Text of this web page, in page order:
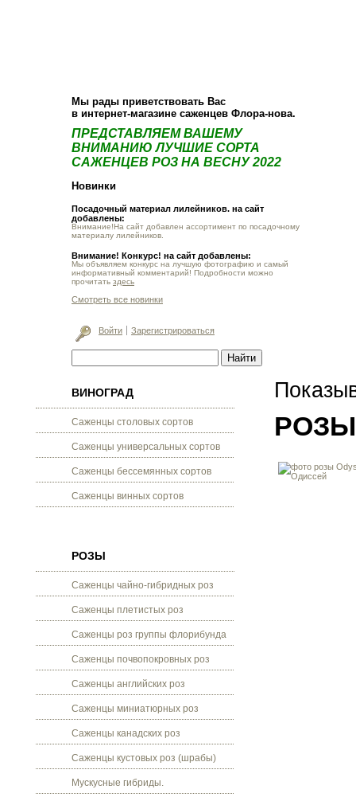
Мы рады приветствовать Вас
в интернет-магазине саженцев Флора-нова.
ПРЕДСТАВЛЯЕМ ВАШЕМУ
ВНИМАНИЮ ЛУЧШИЕ СОРТА
САЖЕНЦЕВ РОЗ НА ВЕСНУ 2022
Новинки
Посадочный материал лилейников. на сайт
добавлены:
Внимание!На сайт добавлен ассортимент по посадочному
материалу лилейников.
Внимание! Конкурс! на сайт добавлены:
Мы объявляем конкурс на лучшую фотографию и самый
информативный комментарий! Подробности можно
прочитать здесь
Смотреть все новинки
Войти Зарегистрироваться
ВИНОГРАД
Саженцы столовых сортов
Саженцы универсальных сортов
Саженцы бессемянных сортов
Саженцы винных сортов
РОЗЫ
Саженцы чайно-гибридных роз
Саженцы плетистых роз
Саженцы роз группы флорибунда
Саженцы почвопокровных роз
Саженцы английских роз
Саженцы миниатюрных роз
Саженцы канадских роз
Саженцы кустовых роз (шрабы)
Мускусные гибриды.
РОЗЫ